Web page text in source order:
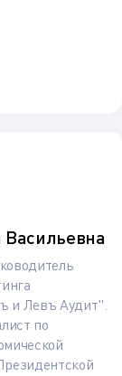
Васильевна
и Левъ Аудит".
по